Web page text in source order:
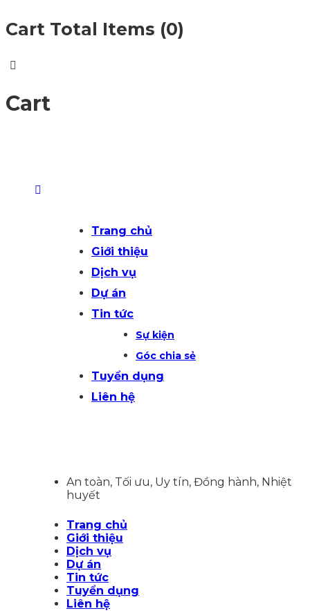
Cart Total Items (0)
Cart
Trang chủ
Giới thiệu
Dịch vụ
Dự án
Tin tức
Sự kiện
Góc chia sẻ
Tuyển dụng
Liên hệ
An toàn, Tối ưu, Uy tín, Đồng hành, Nhiệt
huyết
Trang chủ
Giới thiệu
Dịch vụ
Dự án
Tin tức
Tuyển dụng
Liên hệ